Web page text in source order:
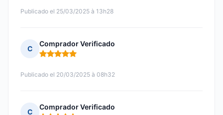
Publicado el 25/03/2025 à 13h28
C
Comprador Verificado
Nota: 5 de 5
Publicado el 20/03/2025 à 08h32
C
Comprador Verificado